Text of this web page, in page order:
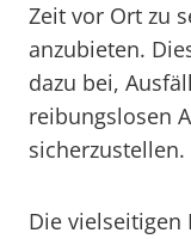
Zeit vor Ort zu
anzubieten.
dazu bei,
reibungslosen
sicherzustellen.
Die vielseitigen